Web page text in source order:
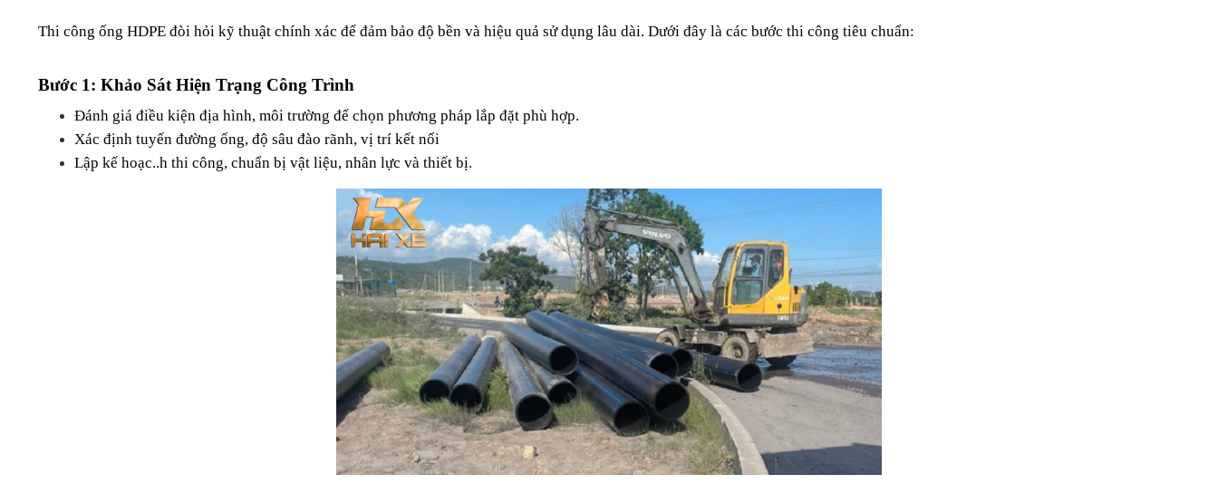
Thi công ống HDPE đòi hỏi kỹ thuật chính xác để đảm bảo độ bền và hiệu quả sử dụng lâu dài. Dưới đây là các bước thi công tiêu chuẩn:
Bước 1: Khảo Sát Hiện Trạng Công Trình
Đánh giá điều kiện địa hình, môi trường để chọn phương pháp lắp đặt phù hợp.
Xác định tuyến đường ống, độ sâu đào rãnh, vị trí kết nối
Lập kế hoạc..h thi công, chuẩn bị vật liệu, nhân lực và thiết bị.